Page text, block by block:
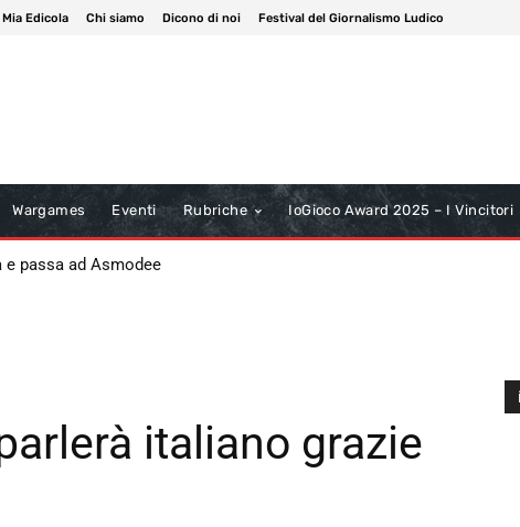
Mia Edicola Chi siamo Dicono di noi Festival del Giornalismo Ludico
Wargames Eventi Rubriche IoGioco Award 2025 – I Vincitori
passa ad Asmodee
italiano grazie